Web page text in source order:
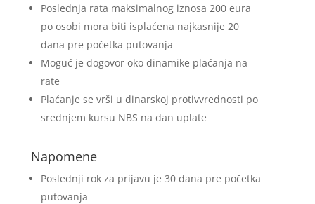
Poslednja rata maksimalnog iznosa 200 eura
po osobi mora biti isplaćena najkasnije 20
dana pre početka putovanja
Moguć je dogovor oko dinamike plaćanja na
rate
Plaćanje se vrši u dinarskoj protivvrednosti po
srednjem kursu NBS na dan uplate
Napomene
Poslednji rok za prijavu je 30 dana pre početka
putovanja